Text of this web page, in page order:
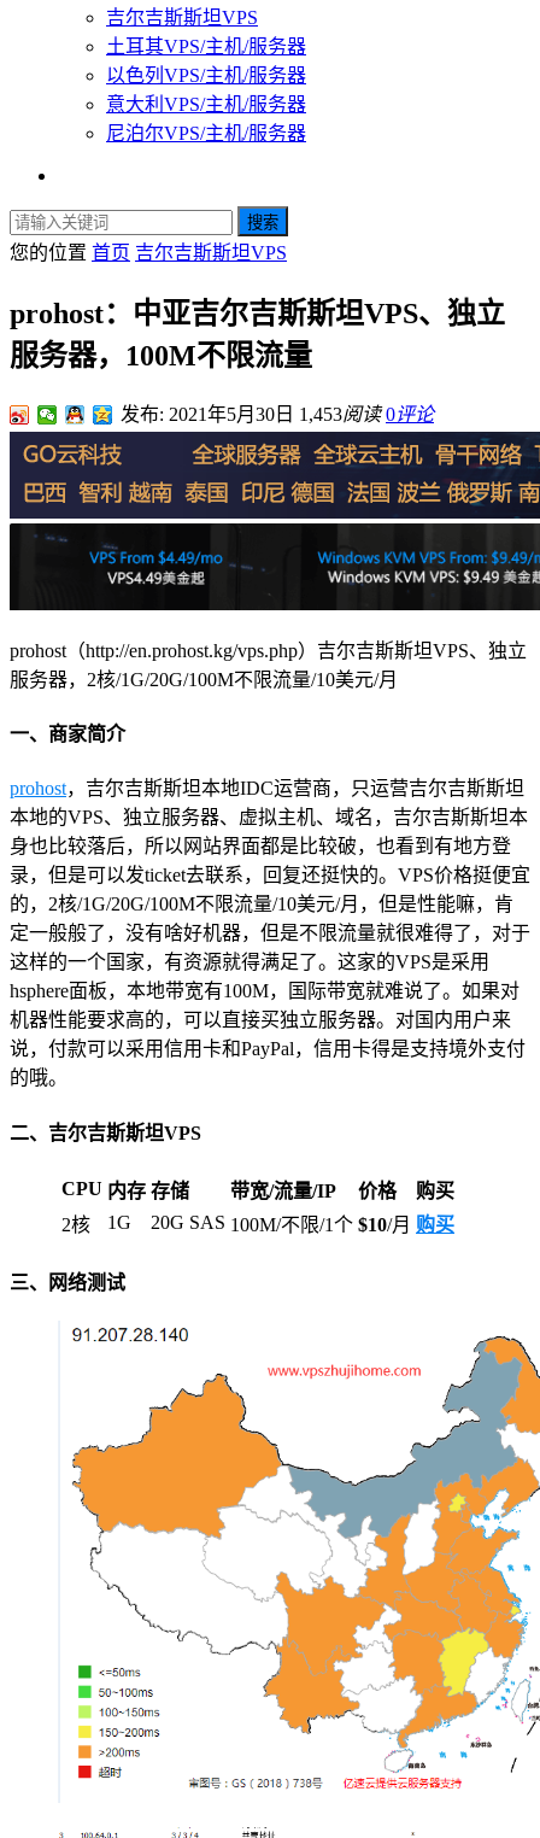
吉尔吉斯斯坦VPS
土耳其VPS/主机/服务器
以色列VPS/主机/服务器
意大利VPS/主机/服务器
尼泊尔VPS/主机/服务器
搜索
您的位置 首页 吉尔吉斯斯坦VPS
prohost：中亚吉尔吉斯斯坦VPS、独立
服务器，100M不限流量
发布: 2021年5月30日 1,453阅读 0评论
prohost（http://en.prohost.kg/vps.php）吉尔吉斯斯坦VPS、独立
服务器，2核/1G/20G/100M不限流量/10美元/月
一、商家简介
prohost，吉尔吉斯斯坦本地IDC运营商，只运营吉尔吉斯斯坦
本地的VPS、独立服务器、虚拟主机、域名，吉尔吉斯斯坦本
身也比较落后，所以网站界面都是比较破，也看到有地方登
录，但是可以发ticket去联系，回复还挺快的。VPS价格挺便宜
的，2核/1G/20G/100M不限流量/10美元/月，但是性能嘛，肯
定一般般了，没有啥好机器，但是不限流量就很难得了，对于
这样的一个国家，有资源就得满足了。这家的VPS是采用
hsphere面板，本地带宽有100M，国际带宽就难说了。如果对
机器性能要求高的，可以直接买独立服务器。对国内用户来
说，付款可以采用信用卡和PayPal，信用卡得是支持境外支付
的哦。
二、吉尔吉斯斯坦VPS
CPU 内存 存储 带宽/流量/IP 价格
购买
2核
1G 20G SAS 100M/不限/1个 $10/月 购买
三、网络测试